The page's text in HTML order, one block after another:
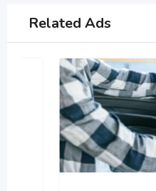
Related Ads